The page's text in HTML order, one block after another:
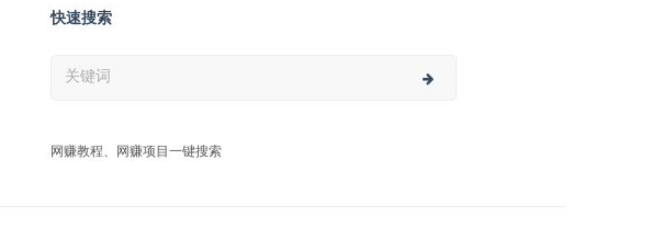
快速搜索
网赚教程、网赚项目一键搜索